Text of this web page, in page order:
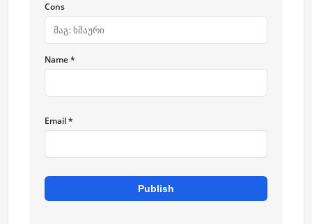
Cons
Name *
Email *
Publish